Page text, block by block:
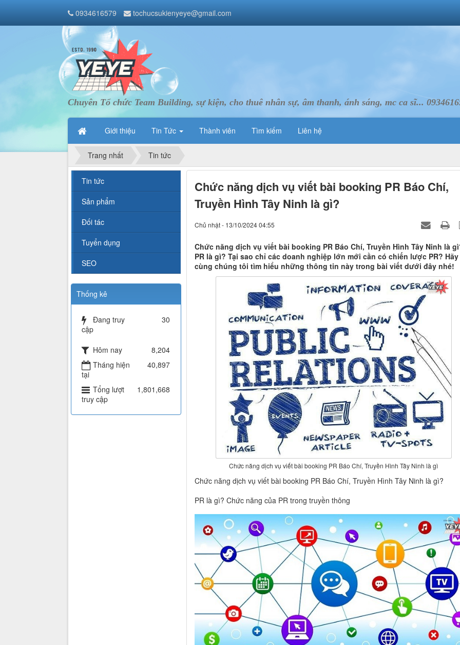
0934616579 tochucsukienyeye@gmail.com
Chuyên Tổ chức Team Building, sự kiện, cho thuê nhân sự, âm thanh, ánh sáng, mc ca sĩ...
Giới thiệu Tin Tức Thành viên Tìm kiếm Liên hệ
Trang nhất Tin tức
Chức năng dịch vụ viết bài booking PR Báo Chí,
Truyền Hình Tây Ninh là gì?
Chủ nhật - 13/10/2024 04:55
Chức năng dịch vụ viết bài booking PR Báo Chí, Truyền Hình Tây Ninh là
PR là gì? Tại sao chỉ các doanh nghiệp lớn mới cần có chiến lược PR? Hãy
cùng chúng tôi tìm hiểu những thông tin này trong bài viết dưới đây nhé!
Chức năng dịch vụ viết bài booking PR Báo Chí, Truyền Hình Tây Ninh là gì
Chức năng dịch vụ viết bài booking PR Báo Chí, Truyền Hình Tây Ninh là gì?
PR là gì? Chức năng của PR trong truyền thông
Tin tức
Sản phẩm
Đối tác
Tuyển dụng
SEO
Thống kê
Đang truy
cập
30
Hôm nay
8,204
Tháng hiện
tại
40,897
Tổng lượt
truy cập
1,801,668